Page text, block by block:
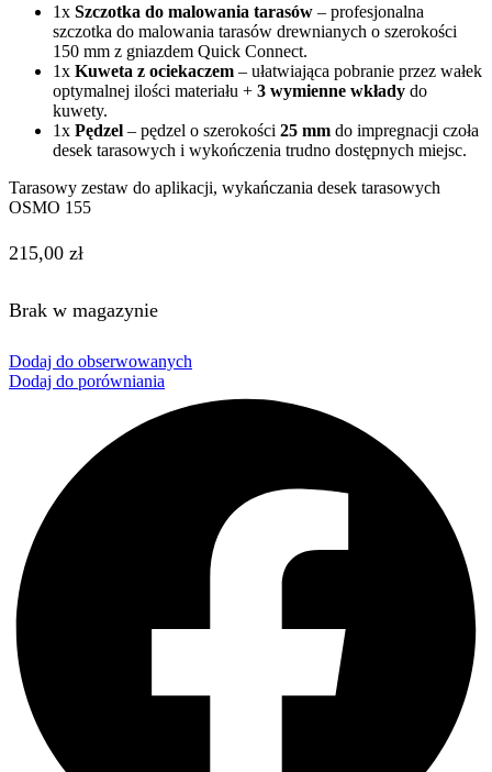
1x Szczotka do malowania tarasów – profesjonalna
szczotka do malowania tarasów drewnianych o szerokości
150 mm z gniazdem Quick Connect.
1x Kuweta z ociekaczem – ułatwiająca pobranie przez wałek
optymalnej ilości materiału + 3 wymienne wkłady do
kuwety.
1x Pędzel – pędzel o szerokości 25 mm do impregnacji czoła
desek tarasowych i wykończenia trudno dostępnych miejsc.
Tarasowy zestaw do aplikacji, wykańczania desek tarasowych
OSMO 155
215,00 zł
Brak w magazynie
Dodaj do obserwowanych
Dodaj do porówniania